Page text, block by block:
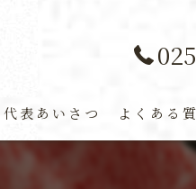
代表あいさつ よくある